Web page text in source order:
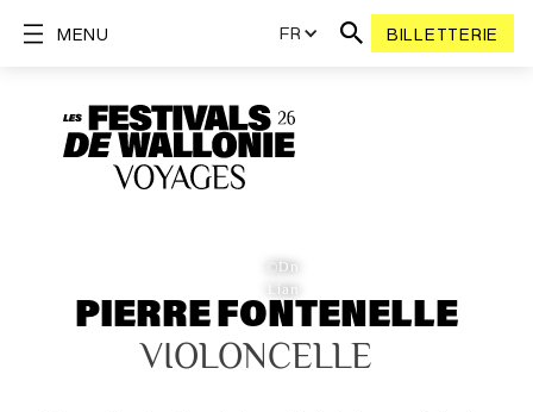
FR BILLETTERIE
MENU
©Dn
Lian
PIERRE FONTENELLE
VIOLONCELLE